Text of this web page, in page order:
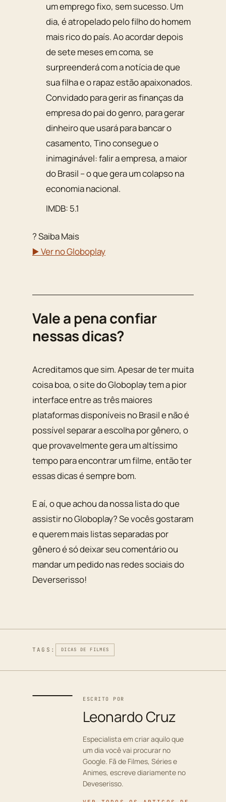
um emprego fixo, sem sucesso. Um
dia, é atropelado pelo filho do homem
mais rico do país. Ao acordar depois
de sete meses em coma, se
surpreenderá com a notícia de que
sua filha e o rapaz estão apaixonados.
Convidado para gerir as finanças da
empresa do pai do genro, para gerar
dinheiro que usará para bancar o
casamento, Tino consegue o
inimaginável: falir a empresa, a maior
do Brasil – o que gera um colapso na
economia nacional.
IMDB: 5.1
? Saiba Mais
▶️ Ver no Globoplay
Vale a pena confiar
nessas dicas?
Acreditamos que sim. Apesar de ter muita
coisa boa, o site do Globoplay tem a pior
interface entre as três maiores
plataformas disponíveis no Brasil e não é
possível separar a escolha por gênero, o
que provavelmente gera um altíssimo
tempo para encontrar um filme, então ter
essas dicas é sempre bom.
E aí, o que achou da nossa lista do que
assistir no Globoplay? Se vocês gostaram
e querem mais listas separadas por
gênero é só deixar seu comentário ou
mandar um pedido nas redes sociais do
Deverserisso!
TAGS: DICAS DE FILMES
ESCRITO POR
Leonardo Cruz
Especialista em criar aquilo que
um dia você vai procurar no
Google. Fã de Filmes, Séries e
Animes, escreve diariamente no
Deveserisso.